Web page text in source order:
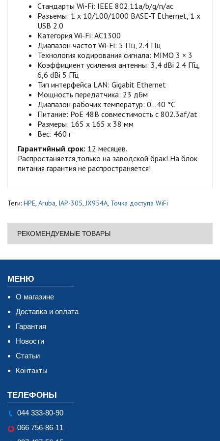
Стандарты Wi-Fi: IEEE 802.11а/b/g/n/ас
Разъемы: 1 х 10/100/1000 BASE-T Ethernet, 1 x
USB 2.0
Категория Wi-Fi: AC1300
Диапазон частот Wi-Fi: 5 ГГц, 2.4 ГГц
Технология кодирования сигнала: MIMO 3 × 3
Коэффициент усиления антенны: 3,4 dBi 2.4 ГГц,
6,6 dBi 5 ГГц
Тип интерфейса LAN: Gigabit Ethernet
Мощность передатчика: 23 дБм
Диапазон рабочих температур: 0...40 °C
Питание: PoE 48В совместимость с 802.3af/at
Размеры: 165 x 165 x 38 мм
Вес: 460 г
Гарантийный срок: 12 месяцев.
Распростаняется,только на заводской брак! На блок
питания гарантия не распространяется!
Теги: HPE, Aruba, IAP-305, JX954A, Точка доступа WiFi
РЕКОМЕНДУЕМЫЕ ТОВАРЫ
МЕНЮ
О магазине
Доставка и оплата
Гарантия
Новости
Статьи
Контакты
ТЕЛЕФОНЫ
044 333-80-90
066 756-86-11